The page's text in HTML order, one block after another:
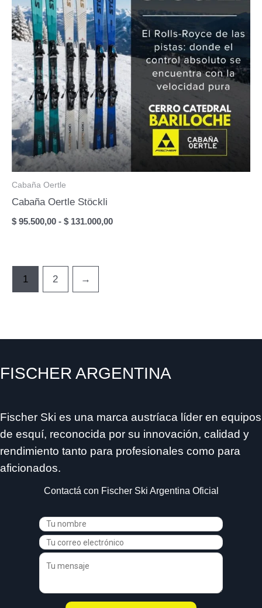
Cabaña Oertle
Cabaña Oertle Stöckli
$ 95.500,00 - $ 131.000,00Rango
1 2 →
FISCHER ARGENTINA
Fischer Ski es una marca austríaca líder en equipos
de esquí, reconocida por su innovación, calidad y
rendimiento tanto para profesionales como para
aficionados.
Contactá con Fischer Ski Argentina Oficial